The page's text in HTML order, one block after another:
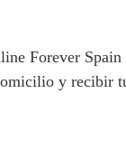
Forever
y recibir